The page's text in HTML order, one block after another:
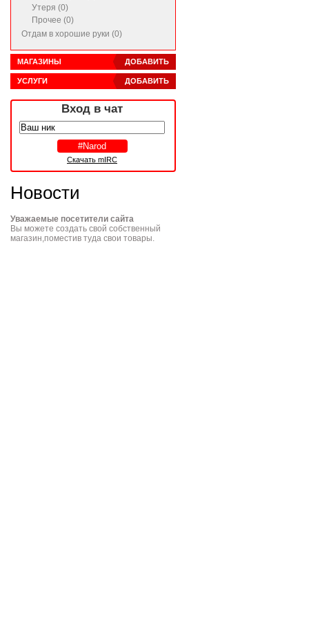
Утеря (0)
Прочее (0)
Отдам в хорошие руки (0)
ДОБАВИТЬ
МАГАЗИНЫ
ДОБАВИТЬ
УСЛУГИ
Вход в чат
Скачать mIRC
Новости
Уважаемые посетители сайта
Вы можете создать свой собственный
магазин,поместив туда свои товары.